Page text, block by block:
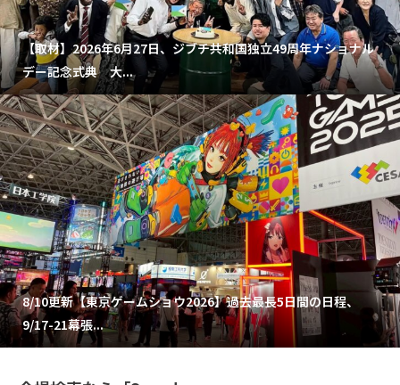
【取材】2026年6月27日、ジブチ共和国独立49周年ナショナル
デー記念式典 大...
8/10更新【東京ゲームショウ2026】過去最長5日間の日程、
9/17-21幕張...